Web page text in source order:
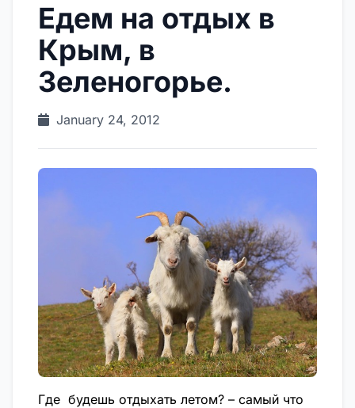
Едем на отдых в
Крым, в
Зеленогорье.
January 24, 2012
Где будешь отдыхать летом? – самый что